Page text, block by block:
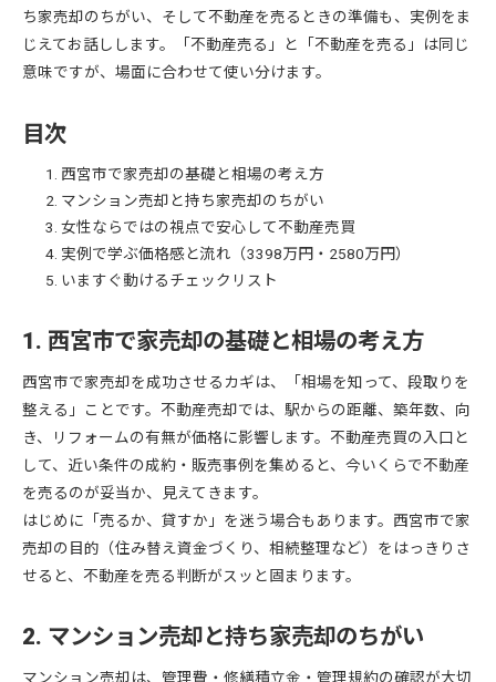
ち家売却のちがい、そして不動産を売るときの準備も、実例をま
じえてお話しします。「不動産売る」と「不動産を売る」は同じ
意味ですが、場面に合わせて使い分けます。
目次
西宮市で家売却の基礎と相場の考え方
マンション売却と持ち家売却のちがい
女性ならではの視点で安心して不動産売買
実例で学ぶ価格感と流れ（3398万円・2580万円）
いますぐ動けるチェックリスト
1. 西宮市で家売却の基礎と相場の考え方
西宮市で家売却を成功させるカギは、「相場を知って、段取りを
整える」ことです。不動産売却では、駅からの距離、築年数、向
き、リフォームの有無が価格に影響します。不動産売買の入口と
して、近い条件の成約・販売事例を集めると、今いくらで不動産
を売るのが妥当か、見えてきます。
はじめに「売るか、貸すか」を迷う場合もあります。西宮市で家
売却の目的（住み替え資金づくり、相続整理など）をはっきりさ
せると、不動産を売る判断がスッと固まります。
2. マンション売却と持ち家売却のちがい
マンション売却は、管理費・修繕積立金・管理規約の確認が大切